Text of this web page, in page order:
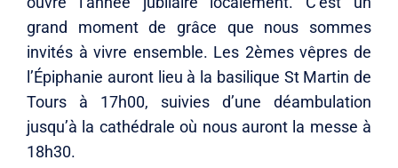
grand moment de grâce que nous sommes
invités à vivre ensemble. Les 2èmes vêpres de
l’Épiphanie auront lieu à la basilique St Martin de
Tours à 17h00, suivies d’une déambulation
jusqu’à la cathédrale où nous auront la messe à
18h30.